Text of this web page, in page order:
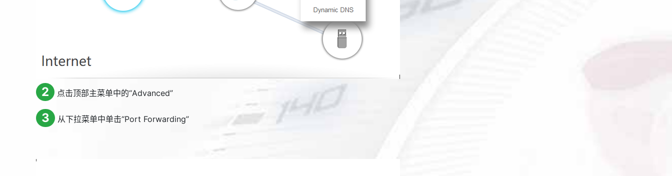
2 点击顶部主菜单中的“Advanced”
3 从下拉菜单中单击“Port Forwarding”